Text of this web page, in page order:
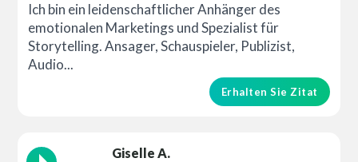
Ich bin ein leidenschaftlicher Anhänger des
emotionalen Marketings und Spezialist für
Storytelling. Ansager, Schauspieler, Publizist,
Audio...
Erhalten Sie Zitat
Giselle A.